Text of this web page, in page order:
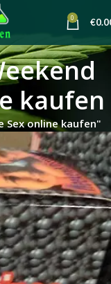
0 €
kaufen
Sex online kaufen"